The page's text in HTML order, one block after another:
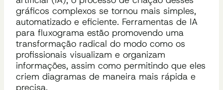
gráficos complexos se tornou mais simples,
automatizado e eficiente. Ferramentas de IA
para fluxograma estão promovendo uma
transformação radical do modo como os
profissionais visualizam e organizam
informações, assim como permitindo que eles
criem diagramas de maneira mais rápida e
precisa.